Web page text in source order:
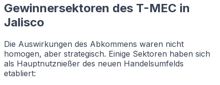
Gewinnersektoren des T-MEC in
Jalisco
Die Auswirkungen des Abkommens waren nicht
homogen, aber strategisch. Einige Sektoren haben sich
als Hauptnutznießer des neuen Handelsumfelds
etabliert: